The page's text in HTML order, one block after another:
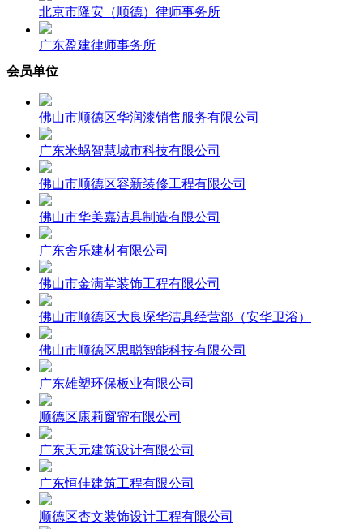
北京市隆安（顺德）律师事务所
广东盈建律师事务所
会员单位
佛山市顺德区华润漆销售服务有限公司
广东米蜗智慧城市科技有限公司
佛山市顺德区容新装修工程有限公司
佛山市华美嘉洁具制造有限公司
广东舍乐建材有限公司
佛山市金满堂装饰工程有限公司
佛山市顺德区大良琛华洁具经营部（安华卫浴）
佛山市顺德区思聪智能科技有限公司
广东雄塑环保板业有限公司
顺德区康莉窗帘有限公司
广东天元建筑设计有限公司
广东恒佳建筑工程有限公司
顺德区杏文装饰设计工程有限公司